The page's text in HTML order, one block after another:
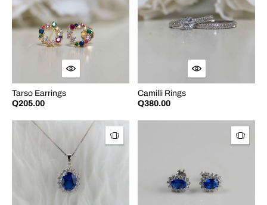
Tarso Earrings
Q205.00
Camilli Rings
Q380.00